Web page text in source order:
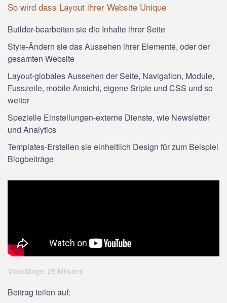
So wird dass Layout ihrer Website Unique
Builder-bearbeiten sie die Inhalte ihrer Seite
Style-Ändern sie das Aussehen ihrer Elemente, oder der
gesamten Website
Layout-globales Aussehen der Seite, Navigation, Module,
Fusszeile, mobile Ansicht, eigene Sripte und CSS und so
weiter
Spezielle Einstellungen-externe Dienste, wie Newsletter
und Analytics
Templates-Erstellen sie einheitlich Design für zum Beispiel
Blogbeiträge
Videolänge: 25 Minuten
Beitrag teilen auf: